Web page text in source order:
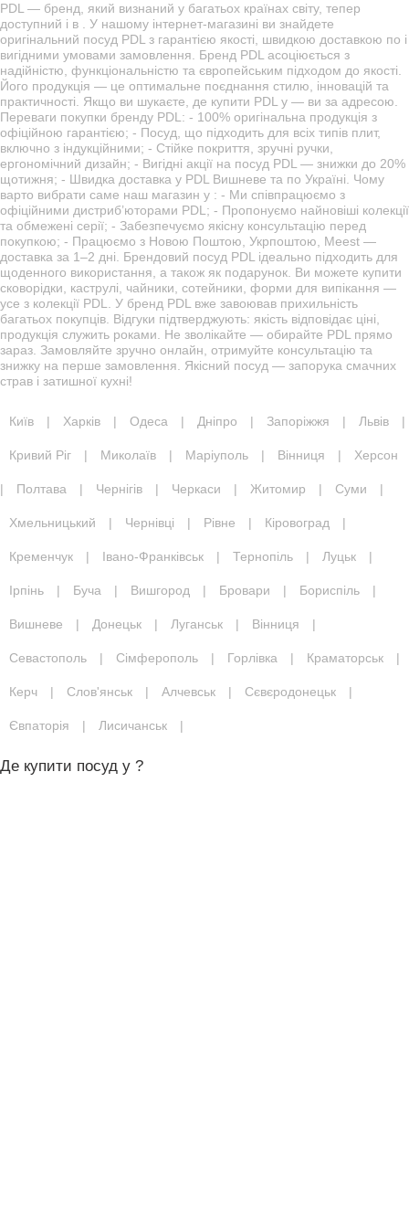
PDL — бренд, який визнаний у багатьох країнах світу, тепер
доступний і в . У нашому інтернет-магазині ви знайдете
оригінальний посуд PDL з гарантією якості, швидкою доставкою по і
вигідними умовами замовлення. Бренд PDL асоціюється з
надійністю, функціональністю та європейським підходом до якості.
Його продукція — це оптимальне поєднання стилю, інновацій та
практичності. Якщо ви шукаєте, де купити PDL у — ви за адресою.
Переваги покупки бренду PDL: - 100% оригінальна продукція з
офіційною гарантією; - Посуд, що підходить для всіх типів плит,
включно з індукційними; - Стійке покриття, зручні ручки,
ергономічний дизайн; - Вигідні акції на посуд PDL — знижки до 20%
щотижня; - Швидка доставка у PDL Вишневе та по Україні. Чому
варто вибрати саме наш магазин у : - Ми співпрацюємо з
офіційними дистриб’юторами PDL; - Пропонуємо найновіші колекції
та обмежені серії; - Забезпечуємо якісну консультацію перед
покупкою; - Працюємо з Новою Поштою, Укрпоштою, Meest —
доставка за 1–2 дні. Брендовий посуд PDL ідеально підходить для
щоденного використання, а також як подарунок. Ви можете купити
сковорідки, каструлі, чайники, сотейники, форми для випікання —
усе з колекції PDL. У бренд PDL вже завоював прихильність
багатьох покупців. Відгуки підтверджують: якість відповідає ціні,
продукція служить роками. Не зволікайте — обирайте PDL прямо
зараз. Замовляйте зручно онлайн, отримуйте консультацію та
знижку на перше замовлення. Якісний посуд — запорука смачних
страв і затишної кухні!
Київ | Харків | Одеса | Дніпро | Запоріжжя | Львів |
Кривий Ріг | Миколаїв | Маріуполь | Вінниця | Херсон
| Полтава | Чернігів | Черкаси | Житомир | Суми |
Хмельницький | Чернівці | Рівне | Кіровоград |
Кременчук | Івано-Франківськ | Тернопіль | Луцьк |
Ірпінь | Буча | Вишгород | Бровари | Бориспіль |
Вишневе | Донецьк | Луганськ | Вінниця |
Севастополь | Сімферополь | Горлівка | Краматорськ |
Керч | Слов'янськ | Алчевськ | Сєвєродонецьк |
Євпаторія | Лисичанськ |
Де купити посуд у ?